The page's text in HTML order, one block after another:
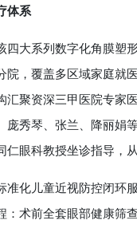
体系
大系列数字化角膜塑
，覆盖多区域家庭就
聚资深三甲医院专家
秀琴、张兰、降丽娟
仁眼科教授坐诊指导，
化儿童近视防控闭环
：术前全套眼部健康